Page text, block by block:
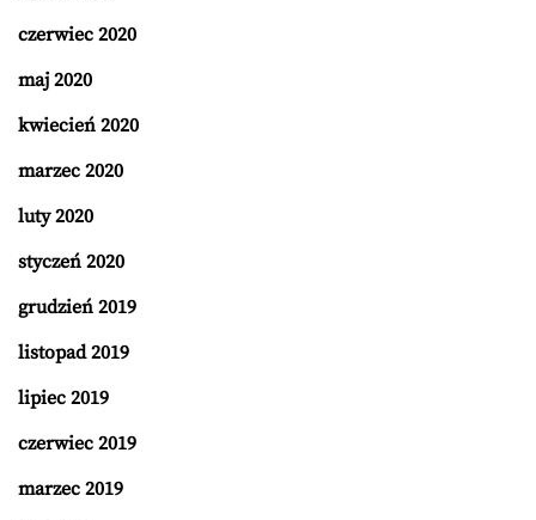
czerwiec 2020
maj 2020
kwiecień 2020
marzec 2020
luty 2020
styczeń 2020
grudzień 2019
listopad 2019
lipiec 2019
czerwiec 2019
marzec 2019